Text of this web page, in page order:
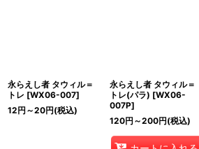
永らえし者 タウィル＝
トレ [WX06-007]
12円 ～20円(税込)
永らえし者 タウィル＝
トレ(パラ) [WX06-
007P]
120円 ～200円(税込)